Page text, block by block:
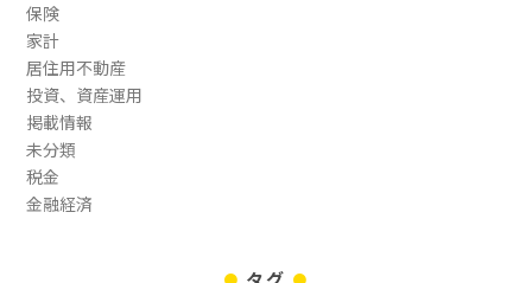
保険
家計
居住用不動産
投資、資産運用
掲載情報
未分類
税金
金融経済